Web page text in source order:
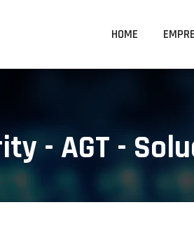
HOME
- AGT -